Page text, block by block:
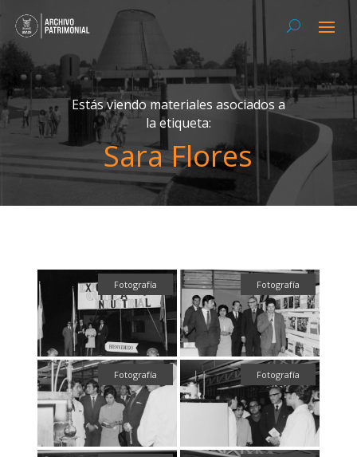
Estás viendo materiales asociados a
la etiqueta:
Sara Flores
Fotografía Fotografía
Fotografía Fotografía